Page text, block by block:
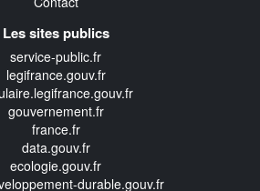
Les sites publics
service-public.fr
legifrance.gouv.fr
gouvernement.fr
france.fr
data.gouv.fr
ecologie.gouv.fr
durable.gouv.fr